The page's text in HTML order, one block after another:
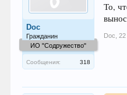
Doc
Гражданин
ИО "Содружество"
Сообщения: 318
То,
Doc